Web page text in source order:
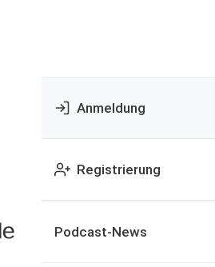
Anmeldung
Registrierung
Podcast-News